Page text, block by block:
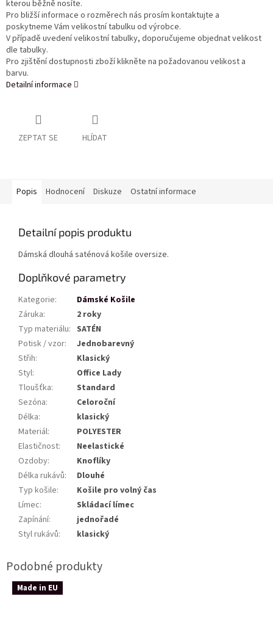
kterou běžně nosíte.
Pro bližší informace o rozměrech nás prosím kontaktujte a
poskytneme Vám velikostní tabulku od výrobce.
V případě uvedení velikostní tabulky, doporučujeme objednat velikost
dle tabulky.
Pro zjištění dostupnosti zboží klikněte na požadovanou velikost a
barvu.
Detailní informace
ZEPTAT SE HLÍDAT
Popis Hodnocení Diskuze Ostatní informace
Detailní popis produktu
Dámská dlouhá saténová košile oversize.
Doplňkové parametry
Kategorie:
Dámské Košile
Záruka:
2 roky
Typ materiálu: SATÉN
Potisk / vzor:
Jednobarevný
Střih:
Klasický
Styl:
Office Lady
Tloušťka:
Standard
Sezóna:
Celoroční
Délka:
klasický
Materiál:
POLYESTER
Elastičnost:
Neelastické
Ozdoby:
Knoflíky
Délka rukávů:
Dlouhé
Typ košile:
Košile pro volný čas
Límec:
Skládací límec
Zapínání:
jednořadé
Styl rukávů: klasický
Made in EU